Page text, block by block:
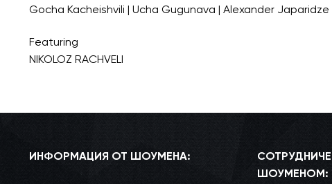
Gocha Kacheishvili | Ucha Gugunava | Alexander Japaridze
Featuring
NIKOLOZ RACHVELI
ИНФОРМАЦИЯ ОТ ШОУМЕНА:
ШОУМЕНОМ: